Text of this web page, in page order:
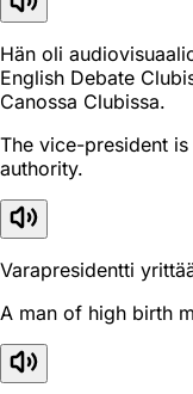
Hän oli
English Debate
Canossa Clubissa.
The vice-president
authority.
Varapresidentti
A man of high birth